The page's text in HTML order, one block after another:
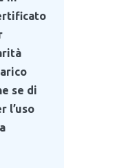
se di
l’uso